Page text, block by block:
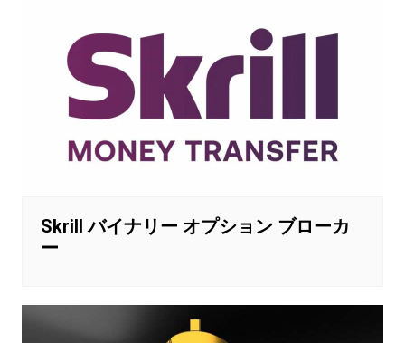
Skrill バイナリー オプション ブローカ
ー